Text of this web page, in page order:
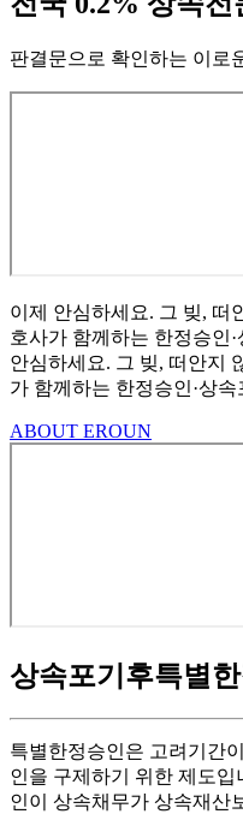
판결문으로 확인하는 이로
이제 안심하세요. 그 빚, 떠
호사가 함께하는 한정승인·
안심하세요. 그 빚, 떠안지
가 함께하는 한정승인·상
ABOUT EROUN
상속포기후특별
특별한정승인은 고려기간
인을 구제하기 위한 제도입
인이 상속채무가 상속재산